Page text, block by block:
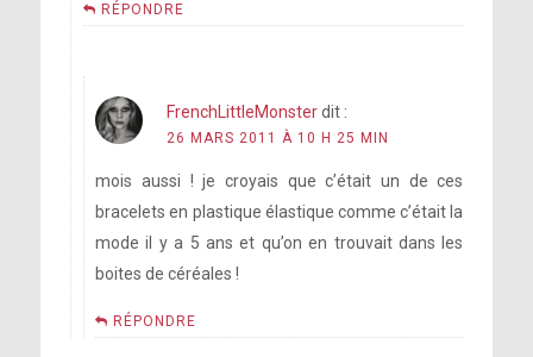
RÉPONDRE
FrenchLittleMonsterdit :
26 MARS 2011 À 10 H 25 MIN
mois aussi ! je croyais que c’était un de ces
bracelets en plastique élastique comme c’était la
mode il y a 5 ans et qu’on en trouvait dans les
boites de céréales !
RÉPONDRE